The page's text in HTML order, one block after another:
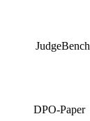
JudgeBench
DPO-Paper